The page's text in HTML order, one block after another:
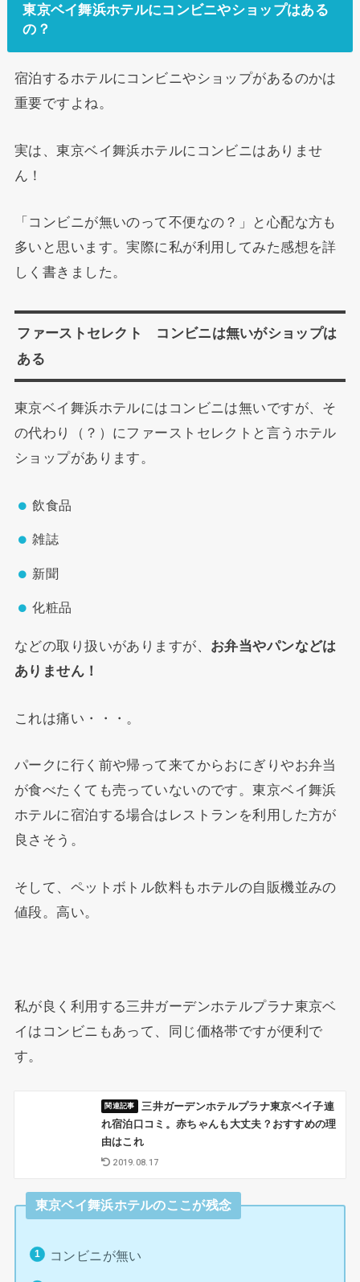
東京ベイ舞浜ホテルにコンビニやショップはある
の？
宿泊するホテルにコンビニやショップがあるのかは
重要ですよね。
実は、東京ベイ舞浜ホテルにコンビニはありませ
ん！
「コンビニが無いのって不便なの？」と心配な方も
多いと思います。実際に私が利用してみた感想を詳
しく書きました。
ファーストセレクト コンビニは無いがショップは
ある
東京ベイ舞浜ホテルにはコンビニは無いですが、そ
の代わり（？）にファーストセレクトと言うホテル
ショップがあります。
飲食品
雑誌
新聞
化粧品
などの取り扱いがありますが、 お弁当やパンなどは
ありません！
これは痛い・・・。
パークに行く前や帰って来てからおにぎりやお弁当
が食べたくても売っていないのです。東京ベイ舞浜
ホテルに宿泊する場合はレストランを利用した方が
良さそう。
そして、ペットボトル飲料もホテルの自販機並みの
値段。高い。
私が良く利用する三井ガーデンホテルプラナ東京ベ
イはコンビニもあって、同じ価格帯ですが便利で
す。
三井ガーデンホテルプラナ東京ベイ子連
れ宿泊口コミ。赤ちゃんも大丈夫？おすすめの理
由はこれ
2019.08.17
東京ベイ舞浜ホテルのここが残念
コンビニが無い